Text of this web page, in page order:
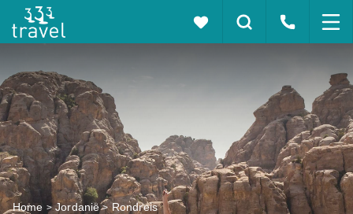
Home Jordanië Rondreis